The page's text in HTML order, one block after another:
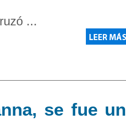
...
se fue un